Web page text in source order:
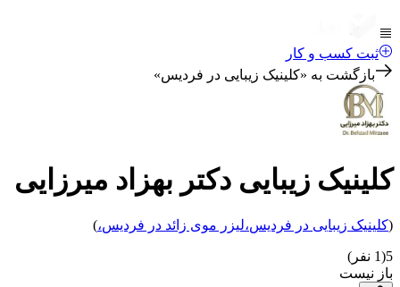
ثبت کسب و کار
بازگشت به «کلینیک زیبایی در فردیس»
کلینیک زیبایی دکتر بهزاد میرزایی
(کلینیک زیبایی در فردیس،لیزر موی زائد در فردیس،)
5
(
1 نفر)
باز نیست